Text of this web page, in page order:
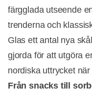
färgglada utseende
trenderna och
Glas ett antal nya
gjorda för att utgöra
nordiska uttrycket
Från snacks till